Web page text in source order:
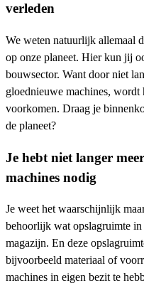
verleden
We weten natuurlijk allemaal
op onze planeet. Hier kun jij
bouwsector. Want door niet
gloednieuwe machines,
voorkomen. Draag je
de planeet?
Je hebt niet langer
machines nodig
Je weet het waarschijnlijk
behoorlijk wat opslagruimte
magazijn. En deze
bijvoorbeeld materiaal of
machines in eigen bezit te